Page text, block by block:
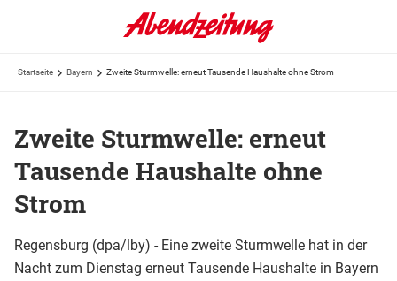
Startseite Bayern Zweite Sturmwelle: erneut Tausende Haushalte ohne Strom
Zweite Sturmwelle: erneut
Tausende Haushalte ohne
Strom
Regensburg (dpa/lby) - Eine zweite Sturmwelle hat in der
Nacht zum Dienstag erneut Tausende Haushalte in Bayern